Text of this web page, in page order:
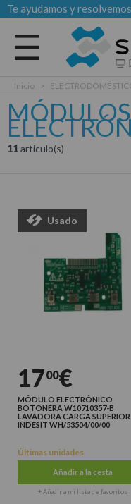
Te ayudamos y
Todas las categorias
Inicio >
MÓDULOS
11articulo(s)
Usado
1700€
MÓDULO ELECTRÓNICO
BOTONERA W10710357-B
LAVADORA CARGA SUPERIOR
INDESIT WH/53504/00/00
Últimas unidades
Añadir a la cesta
+ Añadir a mi lista de favoritos